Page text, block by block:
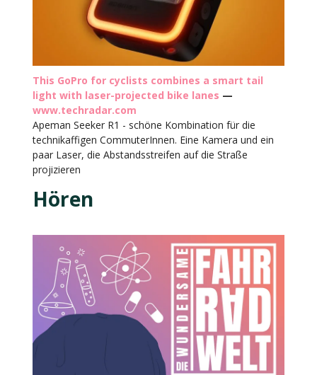
This GoPro for cyclists combines a smart tail
light with laser-projected bike lanes —
www.techradar.com
Apeman Seeker R1 - schöne Kombination für die
technikaffigen CommuterInnen. Eine Kamera und ein
paar Laser, die Abstandsstreifen auf die Straße
projizieren
Hören